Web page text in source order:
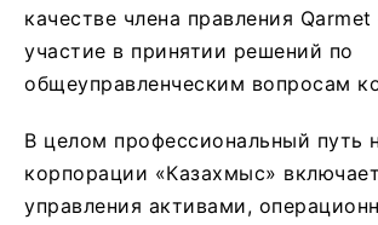
качестве члена правления
участие в принятии решений по
общеуправленческим вопросам
В целом профессиональный путь
корпорации «Казахмыс»
управления активами,